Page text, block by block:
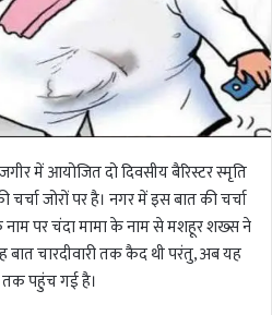
में आयोजित दो दिवसीय बैरिस्टर स्मृति
जोरों पर है। नगर में इस बात की चर्चा
पर चंदा मामा के नाम से मशहूर शख्स ने
चारदीवारी तक कैद थी परंतु, अब यह
तक पहुंच गई है।